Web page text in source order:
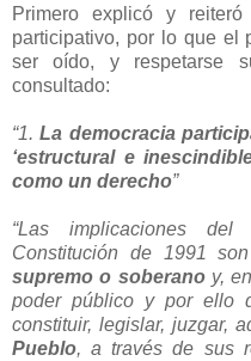
Primero explicó y
participativo, por lo que el
ser oído, y respetarse
consultado:
“1.La democracia
‘estructural e
como un derecho”
“Las implicaciones
Constitución de 1991
supremo o soberanoy,
poder público y por ello
constituir, legislar, juzgar,
Pueblo, a través de sus